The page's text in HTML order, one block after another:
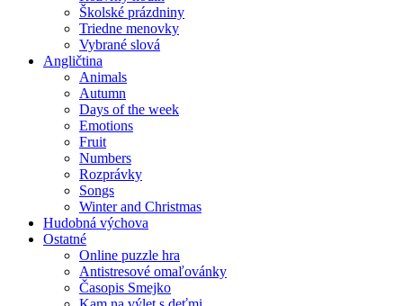
Školské prázdniny
Triedne menovky
Vybrané slová
Angličtina
Animals
Autumn
Days of the week
Emotions
Fruit
Numbers
Rozprávky
Songs
Winter and Christmas
Hudobná výchova
Ostatné
Online puzzle hra
Antistresové omaľovánky
Časopis Smejko